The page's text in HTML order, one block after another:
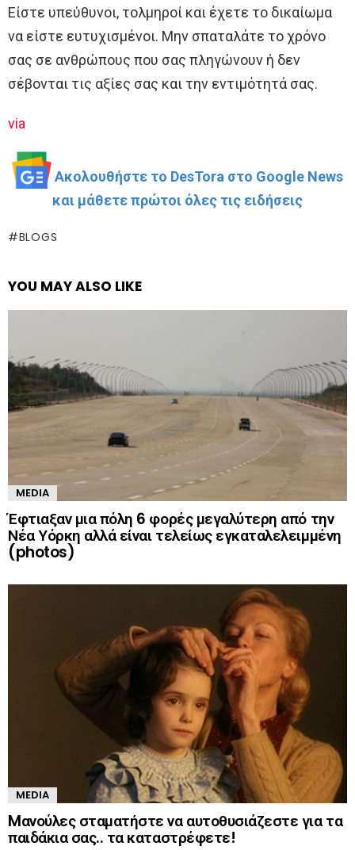
Είστε υπεύθυνοι, τολμηροί και έχετε το δικαίωμα
να είστε ευτυχισμένοι. Μην σπαταλάτε το χρόνο
σας σε ανθρώπους που σας πληγώνουν ή δεν
σέβονται τις αξίες σας και την εντιμότητά σας.
via
Ακολουθήστε το DesTora στο Google News
και μάθετε πρώτοι όλες τις ειδήσεις
BLOGS
YOU MAY ALSO LIKE
MEDIA
Έφτιαξαν μια πόλη 6 φορές μεγαλύτερη από την
Νέα Υόρκη αλλά είναι τελείως εγκαταλελειμμένη
(photos)
MEDIA
Mανούλες σταματήστε να αυτοθυσιάζεστε για τα
παιδάκια σας.. τα καταστρέφετε!